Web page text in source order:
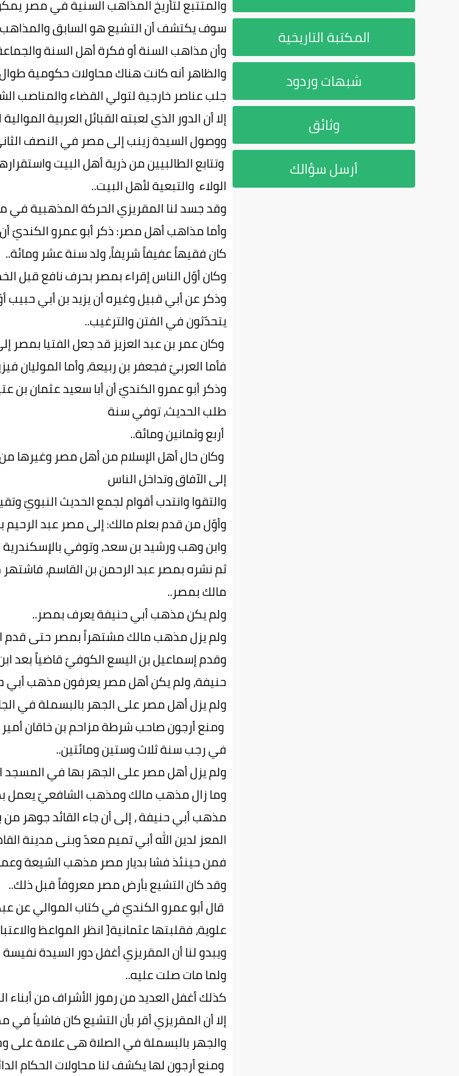
المكتبة التاريخية
شبهات وردود
وثائق
أرسل سؤالك
والمتتبع لتأريخ المذاهب السنية في مصر
سوف يكتشف أن التشيع هو السابق
وأن مذاهب السنة أو فكرة أهل السنة
والظاهر أنه كانت هناك محاولات حكومية
جلب عناصر خارجية لتولي القضاء والمناصب
إلا أن الدور الذي لعبته القبائل العربية
ووصول السيدة زينب إلى مصر في النصف
وتتابع الطالبيين من ذرية أهل البيت
الولاء والتبعية لأهل البيت..
وقد جسد لنا المقريزي الحركة المذهبية في
وأما مذاهب أهل مصر: ذكر أبو عمرو الكنديّ
كان فقيهاً عفيفاً شريفاً، ولد سنة عشر ومائة..
وكان أوّل الناس إقراء بمصر بحرف نافع قبل
وذكر عن أبي قبيل وغيره أن يزيد بن أبي حبيب
يتحدّثون في الفتن والترغيب..
وكان عمر بن عبد العزيز قد جعل الفتيا بمصر
فأما العربيّ فجعفر بن ربيعة، وأما الموليان
وذكر أبو عمرو الكنديّ أن أبا سعيد عثمان
طلب الحديث، توفي سنة
أربع وثمانين ومائة..
وكان حال أهل الإسلام من أهل مصر وغيرها
إلى الآفاق وتداخل الناس
والتقوا وانتدب أقوام لجمع الحديث النبويّ
وأوّل من قدم بعلم مالك: إلى مصر عبد الرحيم
وابن وهب ورشيد بن سعد، وتوفي
ثم نشره بمصر عبد الرحمن بن القاسم،
مالك بمصر..
ولم يكن مذهب أبي حنيفة يعرف بمصر..
ولم يزل مذهب مالك مشتهراً بمصر حتى قدم
وقدم إسماعيل بن اليسع الكوفيّ قاضياً بعد
حنيفة، ولم يكن أهل مصر يعرفون مذهب أبي
ولم يزل أهل مصر على الجهر بالبسملة في
ومنع أرجون صاحب شرطة مزاحم بن خاقان
في رجب سنة ثلاث وستين ومائتين..
ولم يزل أهل مصر على الجهر بها في المسجد
وما زال مذهب مالك ومذهب الشافعيّ يعمل
مذهب أبي حنيفة ، إلى أن جاء القائد جوهر
المعز لدين الله أبي تميم معدّ وبنى مدينة
فمن حينئذ فشا بديار مصر مذهب الشيعة
وقد كان التشيع بأرض مصر معروفاً قبل ذلك..
قال أبو عمرو الكنديّ في كتاب الموالي عن
علوية، فقلبتها عثمانية[ انظر المواعظ والاعتبار بذكر الخطط
ويبدو لنا أن المقريزي أغفل دور السيدة
ولما مات صلت عليه..
كذلك أغفل العديد من رموز الأشراف من
إلا أن المقريزي أقر بأن التشيع كان فاشياً
والجهر بالبسملة في الصلاة هى علامة على
ومنع أرجون لها يكشف لنا محاولات الحكام